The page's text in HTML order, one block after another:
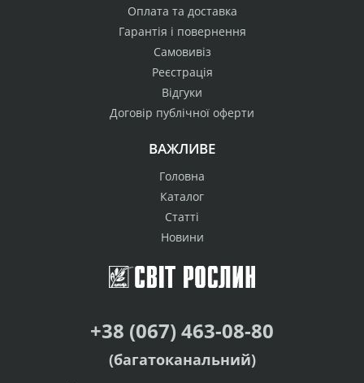
Оплата та доставка
Гарантія і повернення
Самовивіз
Реєстрація
Відгуки
Договір публічної оферти
ВАЖЛИВЕ
Головна
Каталог
Статті
Новини
+38 (067) 463-08-80
(багатоканальний)